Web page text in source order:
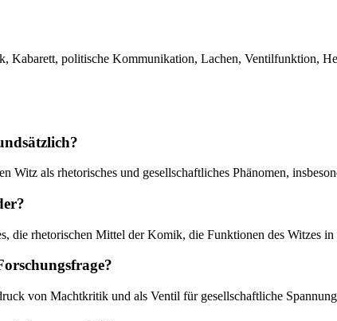
Kabarett, politische Kommunikation, Lachen, Ventilfunktion,
Witz als rhetorisches und gesellschaftliches Phänomen,
die rhetorischen Mittel der Komik, die Funktionen des Witzes
von Machtkritik und als Ventil für gesellschaftliche